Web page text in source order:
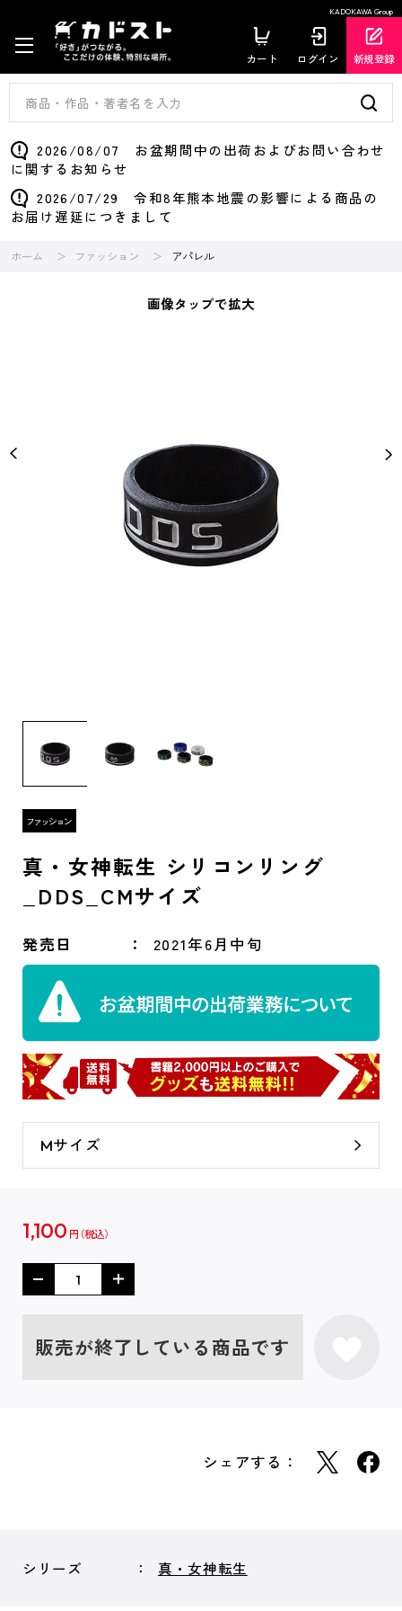
KADOKAWA Group
カート ログイン 新規登録
2026/08/07 お盆期間中の出荷およびお問い合わせ
に関するお知らせ
2026/07/29 令和8年熊本地震の影響による商品の
お届け遅延につきまして
ホーム ファッション アパレル
画像タップで拡大
真・女神転生 シリコンリング
_DDS_CMサイズ
発売日 2021年6月中旬
Mサイズ
1,100 円
販売が終了している商品です
シェアする：
シリーズ 真・女神転生